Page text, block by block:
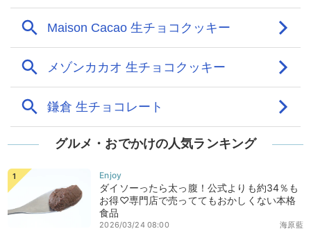
グルメ・おでかけの人気ランキング
ダイソーったら太っ腹！公式よりも約34％も
お得♡専門店で売っててもおかしくない本格
食品
海原藍
2026/03/24 08:00